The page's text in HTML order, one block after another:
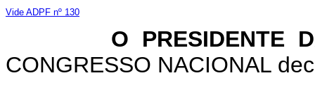
Vide ADPF nº 130
O PRESIDENTE DA
CONGRESSO NACIONAL